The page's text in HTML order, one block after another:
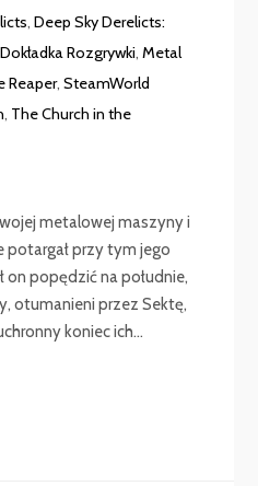
,Deep Sky Derelicts:
Dokładka Rozgrywki,Metal
Reaper,SteamWorld
, The Church in the
metalowej maszyny i
przy tym jego
on popędzić na południe,
otumanieni przez Sektę,
koniec ich...